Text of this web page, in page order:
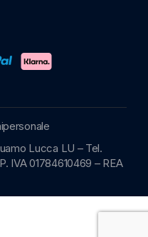
Lucca LU – Tel.
IVA 01784610469 – REA